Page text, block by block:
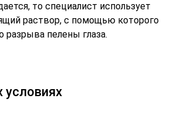
то специалист использует
раствор, с помощью которого
пелены глаза.